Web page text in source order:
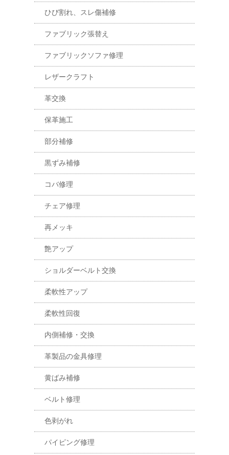
ひび割れ、スレ傷補修
ファブリック張替え
ファブリックソファ修理
レザークラフト
革交換
保革施工
部分補修
黒ずみ補修
コバ修理
チェア修理
再メッキ
艶アップ
ショルダーベルト交換
柔軟性アップ
柔軟性回復
内側補修・交換
革製品の金具修理
黄ばみ補修
ベルト修理
色剥がれ
パイピング修理